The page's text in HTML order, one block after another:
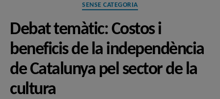
Categories
SENSE CATEGORIA
Debat temàtic: Costos i
beneficis de la independència
de Catalunya pel sector de la
cultura